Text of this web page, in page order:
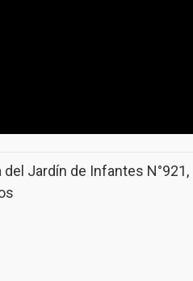
Jardín de Infantes